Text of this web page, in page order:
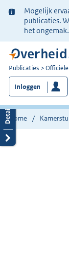
Ter
informatie:
Mogelijk
publicaties.
het ongemak.
U
bent
nu
hier:
Publicaties
Inloggen
Home